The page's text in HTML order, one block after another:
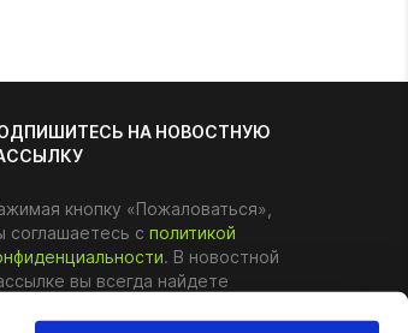
НА НОВОСТНУЮ
кнопку «Пожаловаться»,
соглашаетесь с политикой
. В новостной
вы всегда найдете
от уведомлений.